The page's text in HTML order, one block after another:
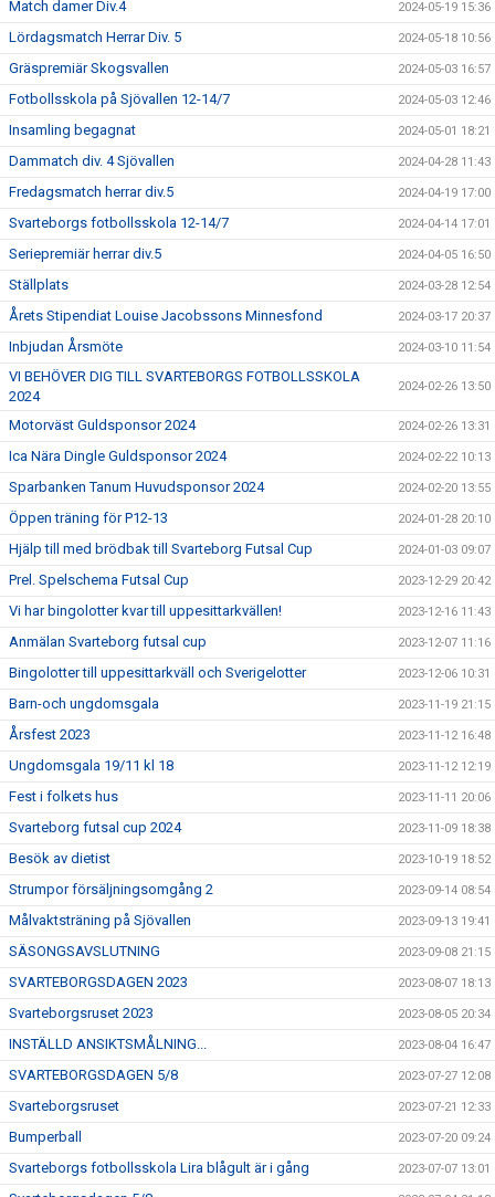
Match damer Div.4 2024-05-19 15:36
Lördagsmatch Herrar Div. 5 2024-05-18 10:56
Gräspremiär Skogsvallen 2024-05-03 16:57
Fotbollsskola på Sjövallen 12-14/7 2024-05-03 12:46
Insamling begagnat 2024-05-01 18:21
Dammatch div. 4 Sjövallen 2024-04-28 11:43
Fredagsmatch herrar div.5 2024-04-19 17:00
Svarteborgs fotbollsskola 12-14/7 2024-04-14 17:01
Seriepremiär herrar div.5 2024-04-05 16:50
Ställplats 2024-03-28 12:54
Årets Stipendiat Louise Jacobssons Minnesfond 2024-03-17 20:37
Inbjudan Årsmöte 2024-03-10 11:54
VI BEHÖVER DIG TILL SVARTEBORGS FOTBOLLSSKOLA
2024
2024-02-26 13:50
Motorväst Guldsponsor 2024 2024-02-26 13:31
Ica Nära Dingle Guldsponsor 2024 2024-02-22 10:13
Sparbanken Tanum Huvudsponsor 2024 2024-02-20 13:55
Öppen träning för P12-13 2024-01-28 20:10
Hjälp till med brödbak till Svarteborg Futsal Cup 2024-01-03 09:07
Prel. Spelschema Futsal Cup 2023-12-29 20:42
Vi har bingolotter kvar till uppesittarkvällen! 2023-12-16 11:43
Anmälan Svarteborg futsal cup 2023-12-07 11:16
Bingolotter till uppesittarkväll och Sverigelotter 2023-12-06 10:31
Barn-och ungdomsgala 2023-11-19 21:15
Årsfest 2023 2023-11-12 16:48
Ungdomsgala 19/11 kl 18 2023-11-12 12:19
Fest i folkets hus 2023-11-11 20:06
Svarteborg futsal cup 2024 2023-11-09 18:38
Besök av dietist 2023-10-19 18:52
Strumpor försäljningsomgång 2 2023-09-14 08:54
Målvaktsträning på Sjövallen 2023-09-13 19:41
SÄSONGSAVSLUTNING 2023-09-08 21:15
SVARTEBORGSDAGEN 2023 2023-08-07 18:13
Svarteborgsruset 2023 2023-08-05 20:34
INSTÄLLD ANSIKTSMÅLNING... 2023-08-04 16:47
SVARTEBORGSDAGEN 5/8 2023-07-27 12:08
Svarteborgsruset 2023-07-21 12:33
Bumperball 2023-07-20 09:24
Svarteborgs fotbollsskola Lira blågult är i gång 2023-07-07 13:01